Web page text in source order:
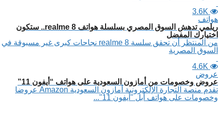
3.6K
هواتف
ريلمي تدهش السوق المصري بسلسلة هواتف realme 8.. ستكون
اختيارك المفضل
من المنتظر أن تحقق سلسة realme 8 نجاحات كبرى غير مسبوقة في
السوق المصرية
4.6K
عروض
عروض وخصومات من أمازون السعودية على هواتف “أيفون 11”
تقدم منصة التجارة الإلكترونية أمازون السعودية Amazon عروضا
وخصومات على هواتف أبل "أيفون 11"...